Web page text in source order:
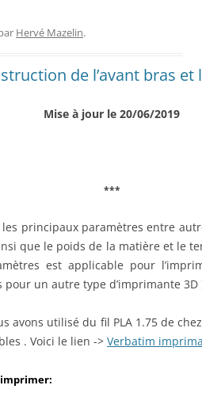
Hervé Mazelin.
de l’avant bras et
Mise à jour le 20/06/2019
***
les principaux paramètres entre
que le poids de la matière et le
est applicable pour
pour un autre type d’imprimante
avons utilisé du fil PLA 1.75 de
. Voici le lien -> Verbatim